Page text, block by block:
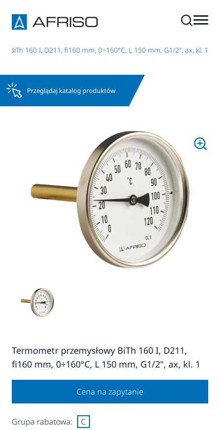
BiTh 160 I, D211, fi160 mm, 0÷160°C, L 150 mm, G1/2", ax, kl. 1
Przeglądaj katalog produktów
Termometr przemysłowy BiTh 160 I, D211,
fi160 mm, 0÷160°C, L 150 mm, G1/2", ax, kl. 1
Cena na zapytanie
Grupa rabatowa: C